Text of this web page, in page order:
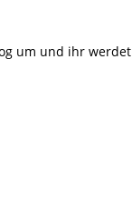
um und ihr